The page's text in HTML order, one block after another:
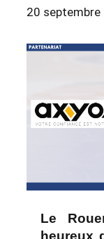
20 septembre
Le